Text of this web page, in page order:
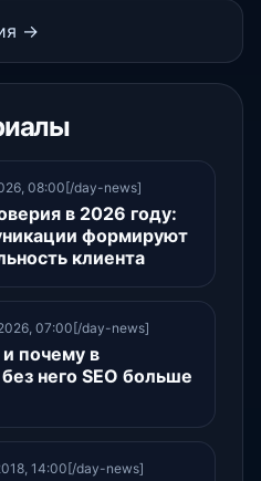
→
08:00[/day-news]
в 2026 году:
формируют
клиента
07:00[/day-news]
почему в
него SEO больше
14:00[/day-news]